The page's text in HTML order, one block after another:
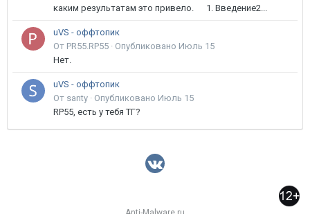
каким результатам это привело. 1. Введение2...
uVS - оффтопик
От PR55.RP55 · Опубликовано Июль 15
Нет.
uVS - оффтопик
От santy · Опубликовано Июль 15
RP55, есть у тебя ТГ?